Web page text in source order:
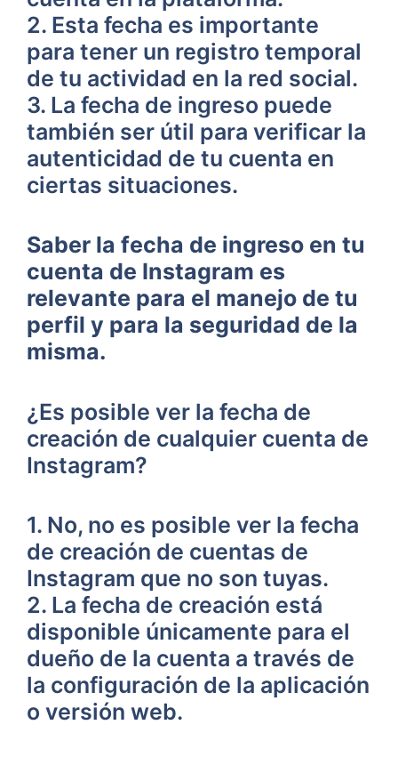
2. Esta fecha es importante
para tener‌ un registro temporal
de ​tu actividad en la ⁢red social.
3. La fecha‌ de‍ ingreso puede
también⁣ ser útil para verificar la
autenticidad⁢ de tu cuenta en
ciertas situaciones.
Saber‌ la fecha de ingreso en tu
cuenta ⁢de Instagram es
relevante para el manejo de tu
‍perfil y ‌para la seguridad ‍de la⁢
misma.
¿Es posible ver la ‍fecha de
creación de ⁤cualquier ⁣cuenta‍ de
Instagram?
1. No, no⁤ es posible ver la fecha
de creación de cuentas de
Instagram que no son ​tuyas.
2.‌ La fecha de creación⁢ está
disponible únicamente para⁢ el
dueño de la cuenta ‌a través ‌de
⁤la‌ configuración de la aplicación
o versión web.